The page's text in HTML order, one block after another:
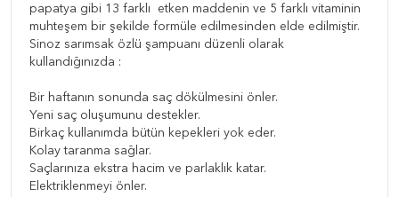
papatya gibi 13 farklı etken maddenin ve 5 farklı vitaminin
muhteşem bir şekilde formüle edilmesinden elde edilmiştir.
Sinoz sarımsak özlü şampuanı düzenli olarak
kullandığınızda :
Bir haftanın sonunda saç dökülmesini önler.
Yeni saç oluşumunu destekler.
Birkaç kullanımda bütün kepekleri yok eder.
Kolay taranma sağlar.
Saçlarınıza ekstra hacim ve parlaklık katar.
Elektriklenmeyi önler.